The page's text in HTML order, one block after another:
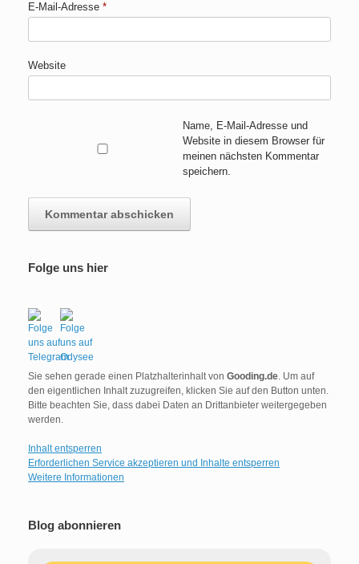
E-Mail-Adresse *
Website
Name, E-Mail-Adresse und
Website in diesem Browser für
meinen nächsten Kommentar
speichern.
A
l
e
r
a
i
v
Folge uns hier
Sie sehen gerade einen Platzhalterinhalt von Gooding.de . Um auf
den eigentlichen Inhalt zuzugreifen, klicken Sie auf den Button unten.
Bitte beachten Sie, dass dabei Daten an Drittanbieter weitergegeben
werden.
Inhalt entsperren
Erforderlichen Service akzeptieren und Inhalte entsperren
Weitere Informationen
Blog abonnieren